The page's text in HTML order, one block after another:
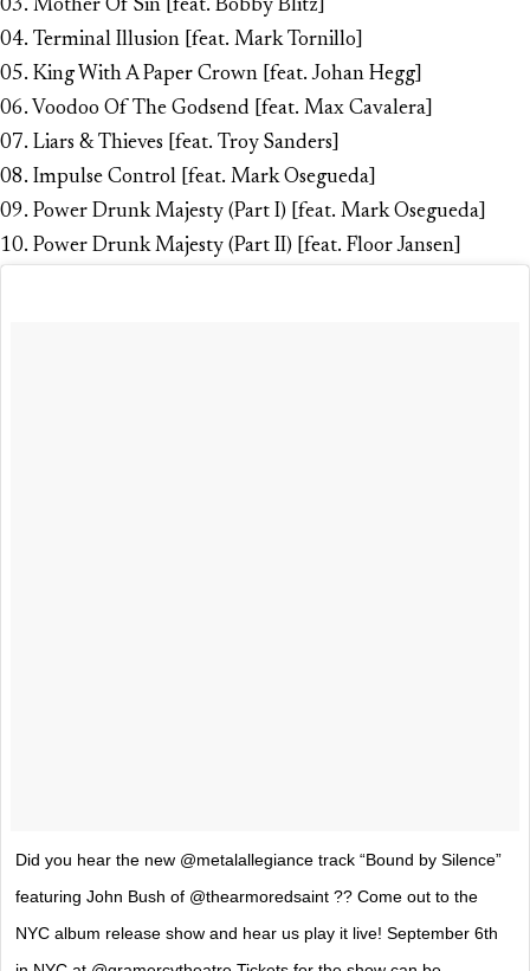
03. Mother Of Sin [feat. Bobby Blitz]
04. Terminal Illusion [feat. Mark Tornillo]
05. King With A Paper Crown [feat. Johan Hegg]
06. Voodoo Of The Godsend
[feat. Max Cavalera]
07. Liars & Thieves
[feat. Troy Sanders]
08. Impulse Control [feat. Mark Osegueda]
09. Power Drunk Majesty (Part I) [feat. Mark Osegueda]
10. Power Drunk Majesty (Part II) [feat. Floor Jansen]
Did you hear the new @metalallegiance track “Bound by Silence”
featuring John Bush of @thearmoredsaint ?? Come out to the
NYC album release show and hear us play it live! September 6th